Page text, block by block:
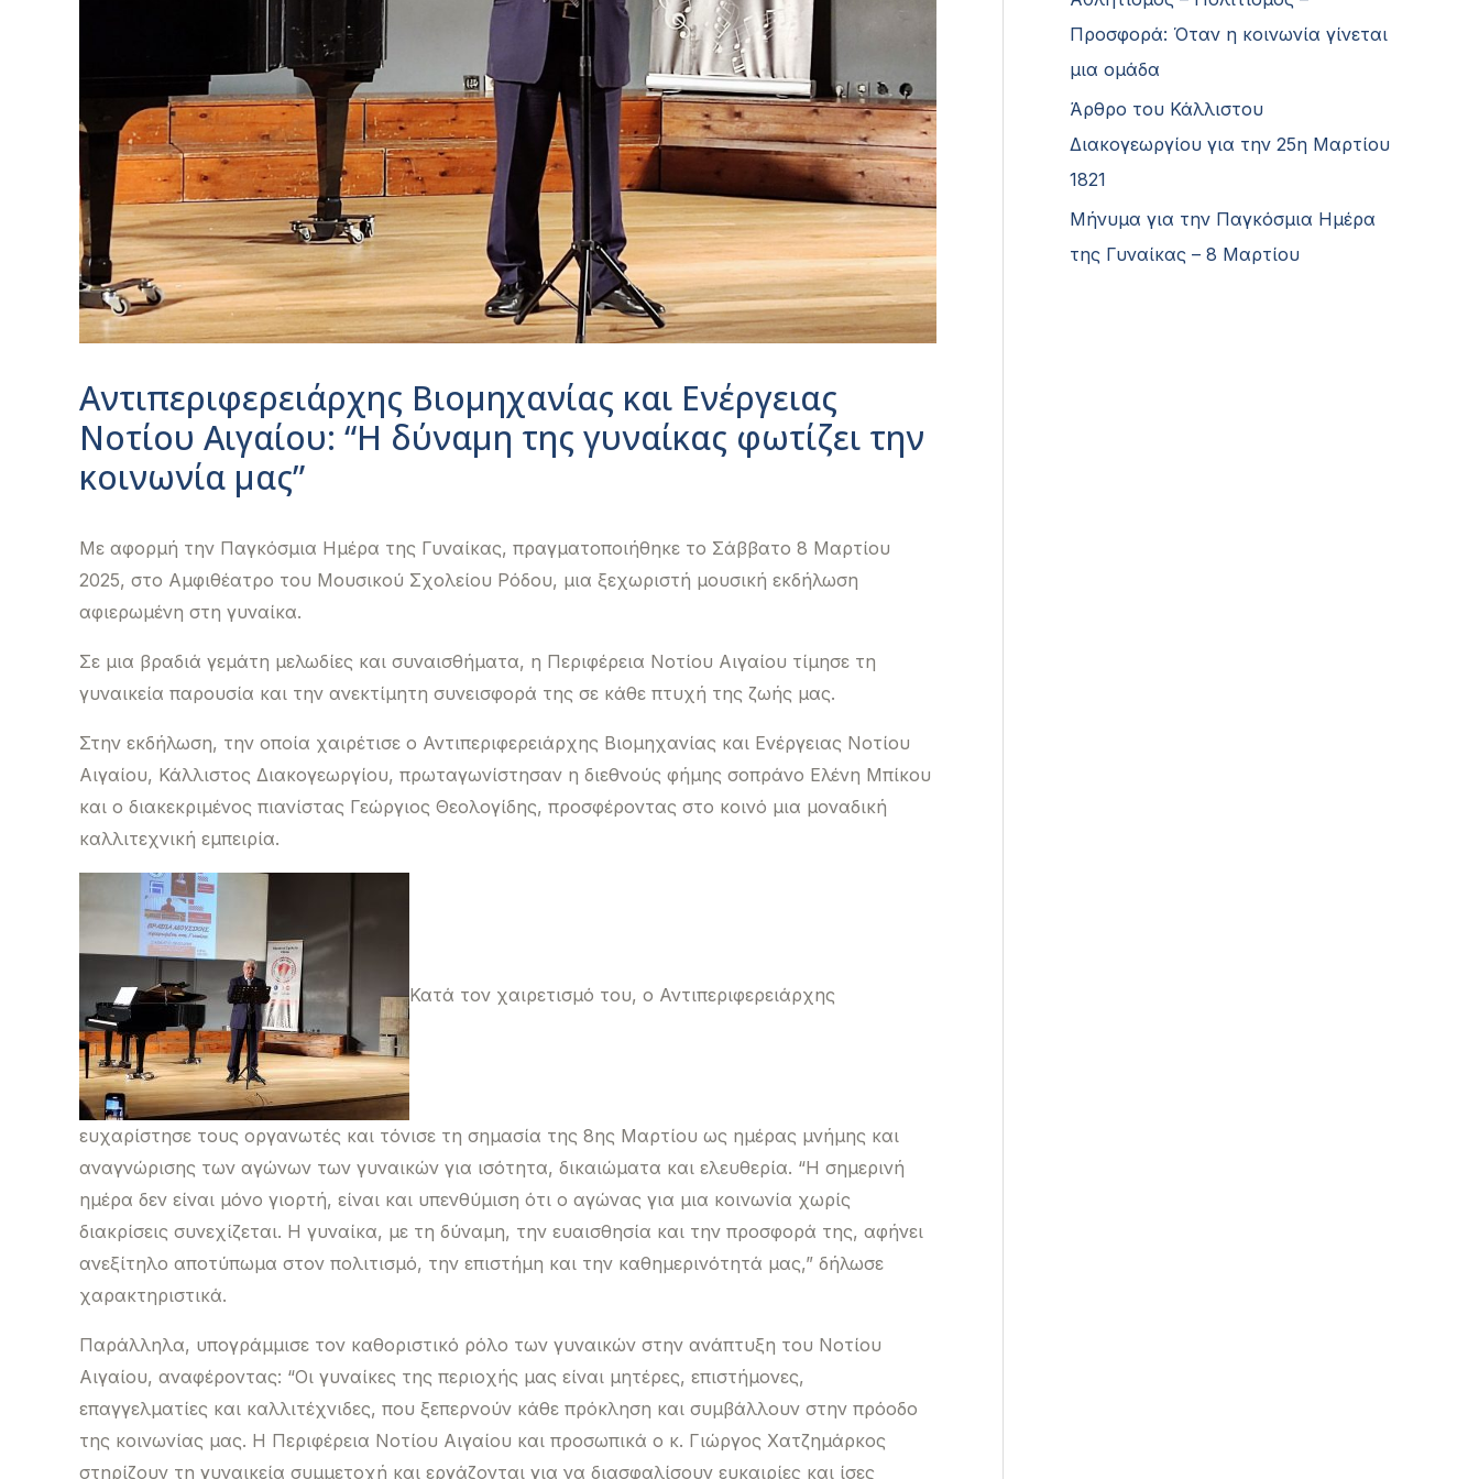
Αντιπεριφερειάρχης Βιομηχανίας και Ενέργειας
Νοτίου Αιγαίου: “Η δύναμη της γυναίκας φωτίζει την
κοινωνία μας”
Με αφορμή την Παγκόσμια Ημέρα της Γυναίκας, πραγματοποιήθηκε το Σάββατο 8 Μαρτίου
2025, στο Αμφιθέατρο του Μουσικού Σχολείου Ρόδου, μια ξεχωριστή μουσική εκδήλωση
αφιερωμένη στη γυναίκα.
Σε μια βραδιά γεμάτη μελωδίες και συναισθήματα, η Περιφέρεια Νοτίου Αιγαίου τίμησε τη
γυναικεία παρουσία και την ανεκτίμητη συνεισφορά της σε κάθε πτυχή της ζωής μας.
Στην εκδήλωση, την οποία χαιρέτισε ο Αντιπεριφερειάρχης Βιομηχανίας και Ενέργειας Νοτίου
Αιγαίου, Κάλλιστος Διακογεωργίου, πρωταγωνίστησαν η διεθνούς φήμης σοπράνο Ελένη Μπίκου
και ο διακεκριμένος πιανίστας Γεώργιος Θεολογίδης, προσφέροντας στο κοινό μια μοναδική
καλλιτεχνική εμπειρία.
Κατά τον χαιρετισμό του, ο Αντιπεριφερειάρχης
ευχαρίστησε τους οργανωτές και τόνισε τη σημασία της 8ης Μαρτίου ως ημέρας μνήμης και
αναγνώρισης των αγώνων των γυναικών για ισότητα, δικαιώματα και ελευθερία. “Η σημερινή
ημέρα δεν είναι μόνο γιορτή, είναι και υπενθύμιση ότι ο αγώνας για μια κοινωνία χωρίς
διακρίσεις συνεχίζεται. Η γυναίκα, με τη δύναμη, την ευαισθησία και την προσφορά της, αφήνει
ανεξίτηλο αποτύπωμα στον πολιτισμό, την επιστήμη και την καθημερινότητά μας,” δήλωσε
χαρακτηριστικά.
Παράλληλα, υπογράμμισε τον καθοριστικό ρόλο των γυναικών στην ανάπτυξη του Νοτίου
Αιγαίου, αναφέροντας: “Οι γυναίκες της περιοχής μας είναι μητέρες, επιστήμονες,
επαγγελματίες και καλλιτέχνιδες, που ξεπερνούν κάθε πρόκληση και συμβάλλουν στην πρόοδο
της κοινωνίας μας. Η Περιφέρεια Νοτίου Αιγαίου και προσωπικά ο κ. Γιώργος Χατζημάρκος
στηρίζουν τη γυναικεία συμμετοχή και εργάζονται για να διασφαλίσουν ευκαιρίες και ίσες
Προσφορά: Όταν η κοινωνία γίνεται
μια ομάδα
Άρθρο του Κάλλιστου
Διακογεωργίου για την 25η Μαρτίου
1821
Μήνυμα για την Παγκόσμια Ημέρα
της Γυναίκας – 8 Μαρτίου